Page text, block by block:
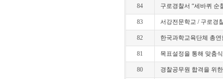
84
구로경찰서 “세바퀴 순
83 서강전문학교 / 구로경
82 한국과학교육단체 총
81 목표설정을 통해 맞춤
80 경찰공무원 합격을 위